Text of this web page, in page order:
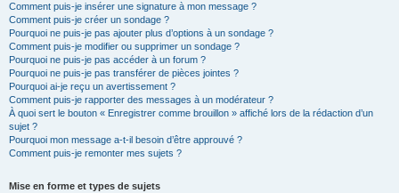
Comment puis-je insérer une signature à mon message ?
Comment puis-je créer un sondage ?
Pourquoi ne puis-je pas ajouter plus d’options à un sondage ?
Comment puis-je modifier ou supprimer un sondage ?
Pourquoi ne puis-je pas accéder à un forum ?
Pourquoi ne puis-je pas transférer de pièces jointes ?
Pourquoi ai-je reçu un avertissement ?
Comment puis-je rapporter des messages à un modérateur ?
À quoi sert le bouton « Enregistrer comme brouillon » affiché lors de la rédaction d’un
sujet ?
Pourquoi mon message a-t-il besoin d’être approuvé ?
Comment puis-je remonter mes sujets ?
Mise en forme et types de sujets